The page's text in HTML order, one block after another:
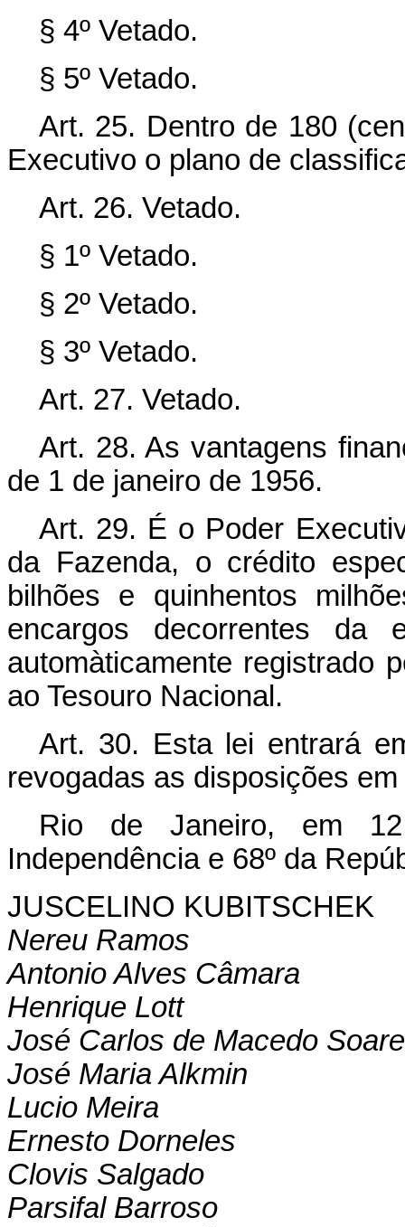
§ 4º Vetado.
§ 5º Vetado.
Art. 25. Dentro de 180
Executivo o plano de
Art. 26. Vetado.
§ 1º Vetado.
§ 2º Vetado.
§ 3º Vetado.
Art. 27. Vetado.
Art. 28. As vantagens
de 1 de janeiro de 1956.
Art. 29. É o Poder
da Fazenda, o crédito
bilhões e quinhentos
encargos decorrentes
automàticamente registrado
ao Tesouro Nacional.
Art. 30. Esta lei entrará
revogadas as disposições
Rio de Janeiro, em
Independência e 68º da
JUSCELINO KUBITSCHEK
Nereu Ramos
Antonio Alves Câmara
Henrique Lott
José Carlos de Macedo
José Maria Alkmin
Lucio Meira
Ernesto Dorneles
Clovis Salgado
Parsifal Barroso